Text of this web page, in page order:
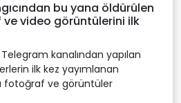
bu yana öldürülen
video görüntülerini ilk
kanalından yapılan
ilk kez yayımlanan
fotoğraf ve görüntüler